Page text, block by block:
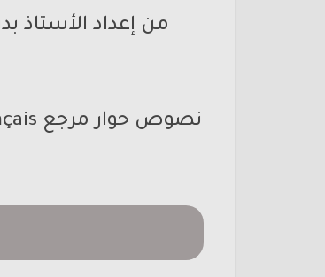
نصوص حوار مرجع mes apprentissages en français المستوى الأول اابتدائي